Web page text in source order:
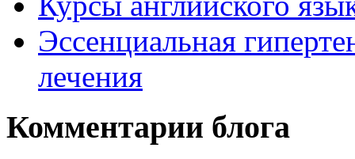
Эссенциальная
лечения
Комментарии блога